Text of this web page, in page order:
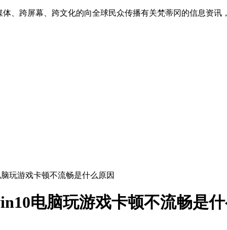
、跨屏幕、跨文化的向全球民众传播有关梵蒂冈的信息资
玩游戏卡顿不流畅是什么原因
电脑玩游戏卡顿不流畅是